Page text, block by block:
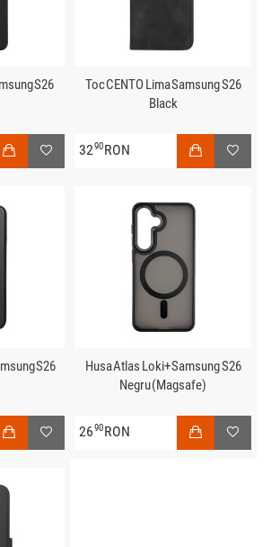
S26
Toc CENTO Lima Samsung S26
Black
3290RON
S26
Husa Atlas Loki+ Samsung S26
Negru (Magsafe)
2690RON